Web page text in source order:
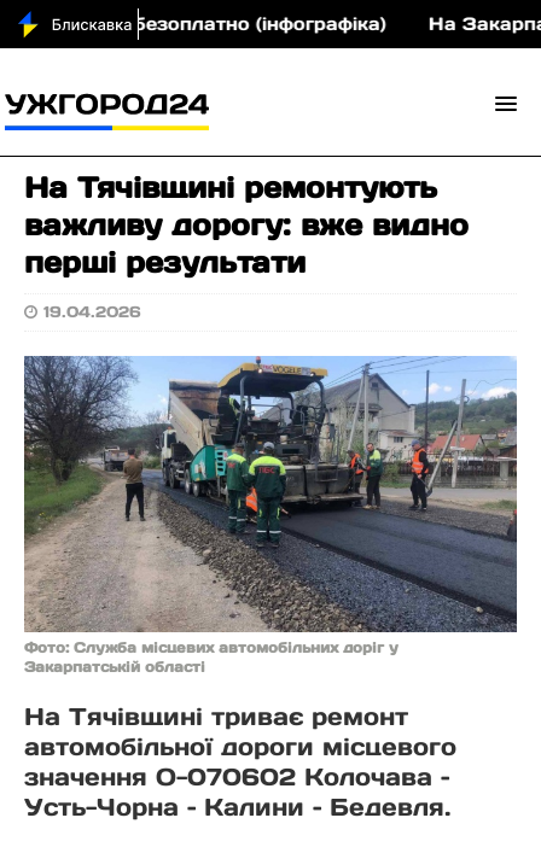
безоплатно (інфографіка) На Закарпатті
На Тячівщині ремонтують
важливу дорогу: вже видно
перші результати
19.04.2026
Фото: Служба місцевих автомобільних доріг у
Закарпатській області
На Тячівщині триває ремонт
автомобільної дороги місцевого
значення О-070602 Колочава –
Усть-Чорна – Калини – Бедевля.